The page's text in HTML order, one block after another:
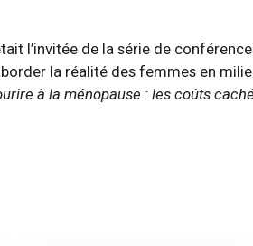
l’invitée de la série de
la réalité des femmes en
à la ménopause : les coûts